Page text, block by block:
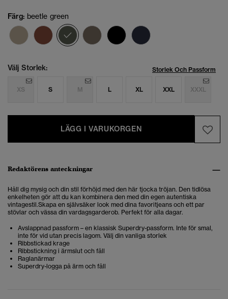
Färg: beetle green
vald
Välj Storlek: Storlek Och Passform
XS S M L XL XXL XXXL
LÄGG I VARUKORGEN
Redaktörens anteckningar
Håll dig mysig och din stil förhöjd med den här tjocka tröjan. Den tidlösa
enkelheten gör att du kan kombinera den med din egen autentiska
vintagestil.Skapa en självsäker look med dina favoritjeans och ett par
stövlar och vässa din vardagsgarderob. Perfekt för alla dagar.
Avslappnad passform – en klassisk Superdry-passform. Inte för smal,
inte för vid utan precis lagom. Välj din vanliga storlek
Ribbstickad krage
Ribbstickning i ärmslut och fåll
Raglanärmar
Superdry-logga på ärm och fåll